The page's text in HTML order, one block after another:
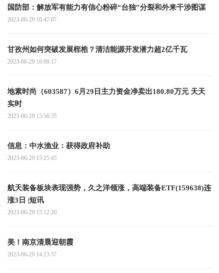
国防部：解放军有能力有信心粉碎“台独”分裂和外来干涉图谋
2023-06-29 16:47:07
甘孜州如何突破发展桎梏？清洁能源开发潜力超2亿千瓦
2023-06-29 16:09:17
地素时尚（603587）6月29日主力资金净卖出180.80万元 天天
实时
2023-06-29 15:56:35
信息：中水渔业：获得政府补助
2023-06-29 15:25:45
航天装备板块表现强势，久之洋领涨，高端装备ETF(159638)连
涨3日 |短讯
2023-06-29 15:12:20
美！南京清晨迎朝霞
2023-06-29 14:23:37